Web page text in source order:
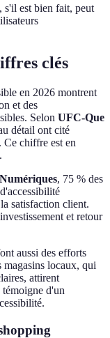
s'il est bien fait, peut
clés
en 2026 montrent
et des
Selon UFC-Que
détail ont cité
Ce chiffre est en
, 75 % des
satisfaction client.
et retour
aussi des efforts
locaux, qui
attirent
d'un